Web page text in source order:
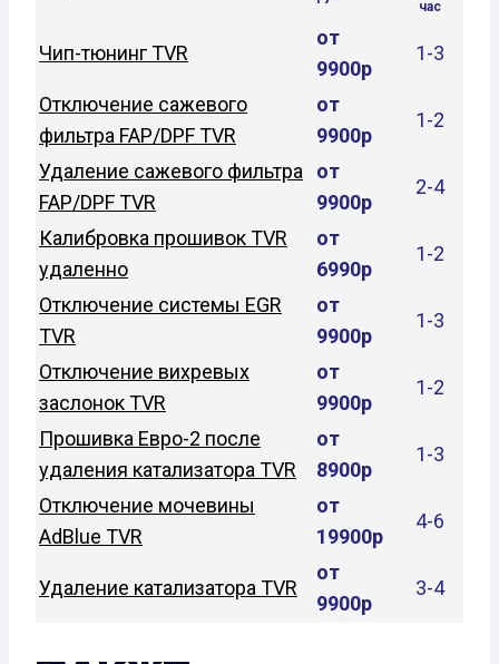
час
Чип-тюнинг TVR
от
9900р
1-3
Отключение сажевого
фильтра FAP/DPF TVR
от
9900р
1-2
Удаление сажевого фильтра
FAP/DPF TVR
от
9900р
2-4
Калибровка прошивок TVR
удаленно
от
6990р
1-2
Отключение системы EGR
TVR
от
9900р
1-3
Отключение вихревых
заслонок TVR
от
9900р
1-2
Прошивка Евро-2 после
удаления катализатора TVR
от
8900р
1-3
Отключение мочевины
AdBlue TVR
от
19900р
4-6
Удаление катализатора TVR
от
9900р
3-4